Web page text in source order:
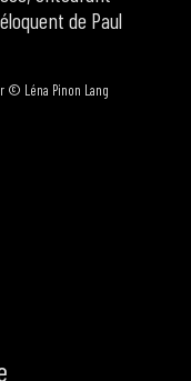
de Paul
© Léna Pinon Lang